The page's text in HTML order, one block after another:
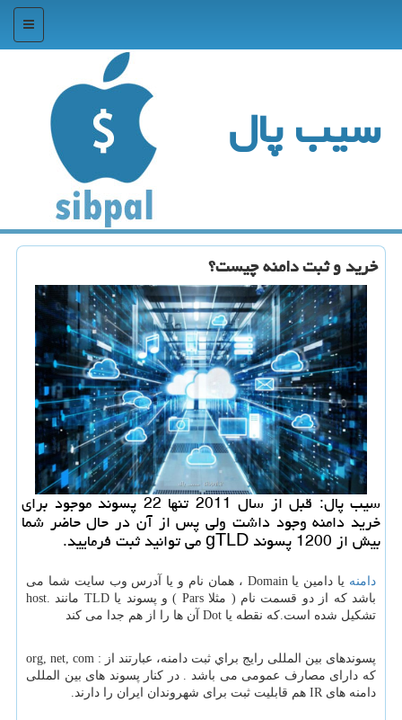
منو
سیب پال
خرید و ثبت دامنه چیست؟
سیب پال: قبل از سال 2011 تنها 22 پسوند موجود برای
خرید دامنه وجود داشت ولی پس از آن در حال حاضر شما
بیش از 1200 پسوند gTLD می توانید ثبت فرمایید.
دامنه يا دامين یاDomain ، همان نام و یا آدرس وب سایت شما می
باشد که از دو قسمت نام ( مثلاPars ) و پسوند یاTLD مانند .host
تشکیل شده است.که نقطه یا Dot آن ها را از هم جدا می کند
پسوندهای بین المللی رایج براي ثبت دامنه، عبارتند از : org, net, com
که دارای مصارف عمومی می باشد . در کنار پسوند های بین المللی
دامنه هایIR هم قابلیت ثبت برای شهروندان ایران را دارند.